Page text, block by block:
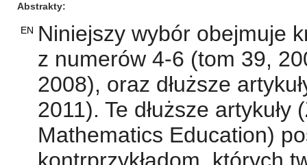
Abstrakty
EN Niniejszy wybór obejmuje
z numerów 4-6 (tom 39,
2008), oraz dłuższe
2011). Te dłuższe
Mathematics Education)